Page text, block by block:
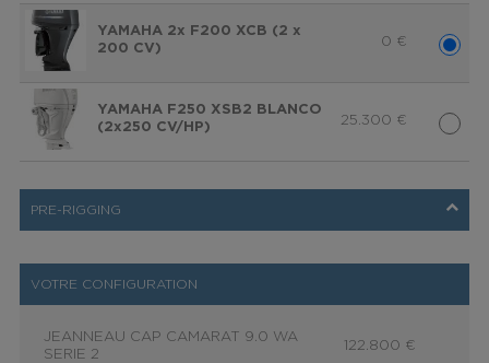
YAMAHA 2x F200 XCB (2 x
200 CV)
0 €
YAMAHA F250 XSB2 BLANCO
(2x250 CV/HP)
25.300 €
PRE-RIGGING
VOTRE CONFIGURATION
JEANNEAU CAP CAMARAT 9.0 WA
SERIE 2
122.800 €